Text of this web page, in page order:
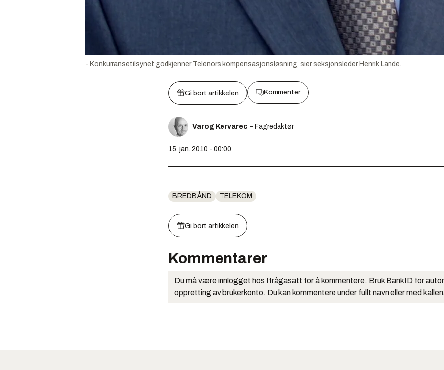
- Konkurransetilsynet godkjenner Telenors kompensasjonsløsning, sier seksjonsleder Henrik Lande.
Gi bort artikkelen Kommenter
Varog Kervarec – Fagredaktør
15. jan. 2010 - 00:00
BREDBÅND TELEKOM
Gi bort artikkelen
Kommentarer
Du må være innlogget hos Ifrågasätt for å kommentere. Bruk BankID for
oppretting av brukerkonto. Du kan kommentere under fullt navn eller med